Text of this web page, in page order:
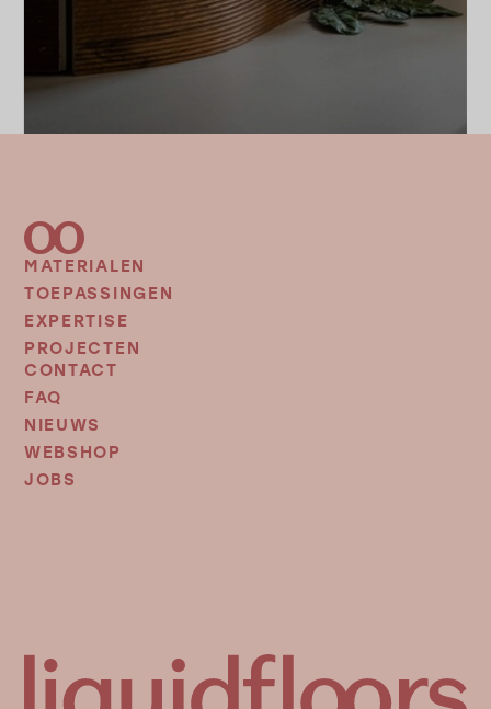
FOOTER
MENU
MATERIALEN
TOEPASSINGEN
EXPERTISE
PROJECTEN
FOOTER
MENU
2
CONTACT
FAQ
NIEUWS
WEBSHOP
JOBS